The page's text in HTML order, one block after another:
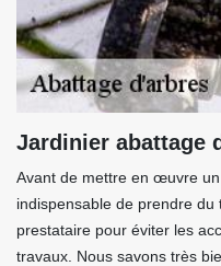
Jardinier abattage
Avant de mettre en œuvre un
indispensable de prendre
prestataire pour éviter les
travaux. Nous savons très